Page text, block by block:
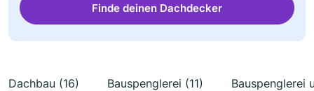
Finde deinen Dachdecker
Dachbau (16) Bauspenglerei (11) Bauspenglerei